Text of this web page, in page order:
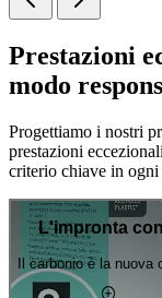
Prestazioni
modo
Progettiamo i nostri
prestazioni
criterio chiave in ogni
L'impronta
Il carbonio è la nuova